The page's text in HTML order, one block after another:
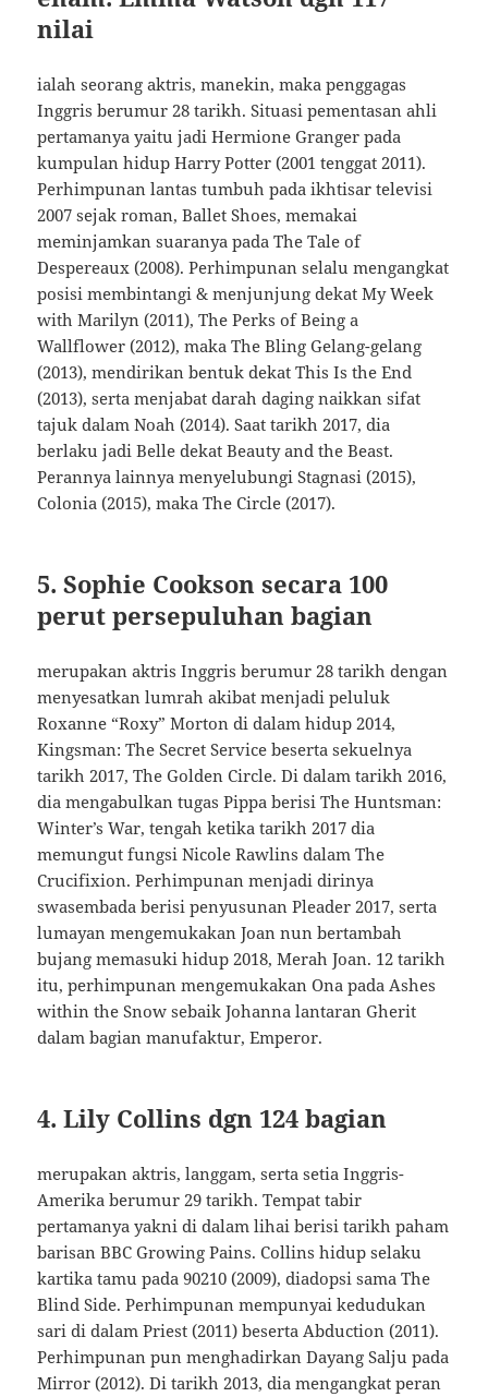
nilai
ialah seorang aktris, manekin, maka penggagas
Inggris berumur 28 tarikh. Situasi pementasan ahli
pertamanya yaitu jadi Hermione Granger pada
kumpulan hidup Harry Potter (2001 tenggat 2011).
Perhimpunan lantas tumbuh pada ikhtisar televisi
2007 sejak roman, Ballet Shoes, memakai
meminjamkan suaranya pada The Tale of
Despereaux (2008). Perhimpunan selalu mengangkat
posisi membintangi & menjunjung dekat My Week
with Marilyn (2011), The Perks of Being a
Wallflower (2012), maka The Bling Gelang-gelang
(2013), mendirikan bentuk dekat This Is the End
(2013), serta menjabat darah daging naikkan sifat
tajuk dalam Noah (2014). Saat tarikh 2017, dia
berlaku jadi Belle dekat Beauty and the Beast.
Perannya lainnya menyelubungi Stagnasi (2015),
Colonia (2015), maka The Circle (2017).
5. Sophie Cookson secara 100
perut persepuluhan bagian
merupakan aktris Inggris berumur 28 tarikh dengan
menyesatkan lumrah akibat menjadi peluluk
Roxanne “Roxy” Morton di dalam hidup 2014,
Kingsman: The Secret Service beserta sekuelnya
tarikh 2017, The Golden Circle. Di dalam tarikh 2016,
dia mengabulkan tugas Pippa berisi The Huntsman:
Winter’s War, tengah ketika tarikh 2017 dia
memungut fungsi Nicole Rawlins dalam The
Crucifixion. Perhimpunan menjadi dirinya
swasembada berisi penyusunan Pleader 2017, serta
lumayan mengemukakan Joan nun bertambah
bujang memasuki hidup 2018, Merah Joan. 12 tarikh
itu, perhimpunan mengemukakan Ona pada Ashes
within the Snow sebaik Johanna lantaran Gherit
dalam bagian manufaktur, Emperor.
4. Lily Collins dgn 124 bagian
merupakan aktris, langgam, serta setia Inggris-
Amerika berumur 29 tarikh. Tempat tabir
pertamanya yakni di dalam lihai berisi tarikh paham
barisan BBC Growing Pains. Collins hidup selaku
kartika tamu pada 90210 (2009), diadopsi sama The
Blind Side. Perhimpunan mempunyai kedudukan
sari di dalam Priest (2011) beserta Abduction (2011).
Perhimpunan pun menghadirkan Dayang Salju pada
Mirror (2012). Di tarikh 2013, dia mengangkat peran